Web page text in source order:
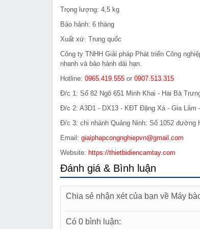
Trọng lượng: 4,5 kg
Bảo hành: 6 tháng
Xuất xứ: Trung quốc
Công ty TNHH Giải pháp Phát triển Công
nhanh và bảo hành dài hạn.
Hotline: 0965.419.555 or 0907.513.315
Đ/c 1: Số 82 Ngõ 651 Minh Khai - Hai Bà
Đ/c 2: A3D1 - DX13 - KĐT Đặng Xá - Gia Lâm
Đ/c 3: chi nhánh Quảng Ninh: Số 1052 đường
Email: giaiphapcongnghiepvn@gmail.com
Website: https://thietbidiencamtay.com
Đánh giá & Bình luận
Chia sẻ nhận xét của bạn về Máy
Có 0 bình luận: